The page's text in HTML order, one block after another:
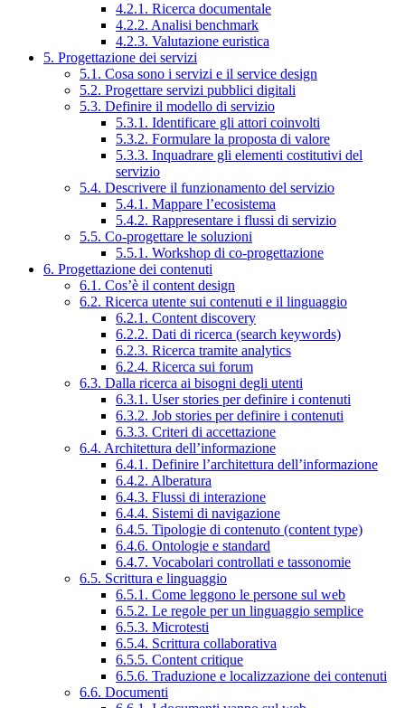
4.2.1. Ricerca documentale
4.2.2. Analisi benchmark
4.2.3. Valutazione euristica
5. Progettazione dei servizi
5.1. Cosa sono i servizi e il service design
5.2. Progettare servizi pubblici digitali
5.3. Definire il modello di servizio
5.3.1. Identificare gli attori coinvolti
5.3.2. Formulare la proposta di valore
5.3.3. Inquadrare gli elementi costitutivi del
servizio
5.4. Descrivere il funzionamento del servizio
5.4.1. Mappare l’ecosistema
5.4.2. Rappresentare i flussi di servizio
5.5. Co-progettare le soluzioni
5.5.1. Workshop di co-progettazione
6. Progettazione dei contenuti
6.1. Cos’è il content design
6.2. Ricerca utente sui contenuti e il linguaggio
6.2.1. Content discovery
6.2.2. Dati di ricerca (search keywords)
6.2.3. Ricerca tramite analytics
6.2.4. Ricerca sui forum
6.3. Dalla ricerca ai bisogni degli utenti
6.3.1. User stories per definire i contenuti
6.3.2. Job stories per definire i contenuti
6.3.3. Criteri di accettazione
6.4. Architettura dell’informazione
6.4.1. Definire l’architettura dell’informazione
6.4.2. Alberatura
6.4.3. Flussi di interazione
6.4.4. Sistemi di navigazione
6.4.5. Tipologie di contenuto (content type)
6.4.6. Ontologie e standard
6.4.7. Vocabolari controllati e tassonomie
6.5. Scrittura e linguaggio
6.5.1. Come leggono le persone sul web
6.5.2. Le regole per un linguaggio semplice
6.5.3. Microtesti
6.5.4. Scrittura collaborativa
6.5.5. Content critique
6.5.6. Traduzione e localizzazione dei contenuti
6.6. Documenti